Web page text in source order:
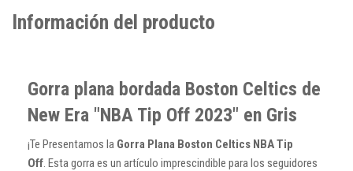
Información del producto
Gorra plana bordada Boston Celtics de
New Era "NBA Tip Off 2023" en Gris
¡Te Presentamos la Gorra Plana Boston Celtics NBA Tip
Off. Esta gorra es un artículo imprescindible para los seguidores